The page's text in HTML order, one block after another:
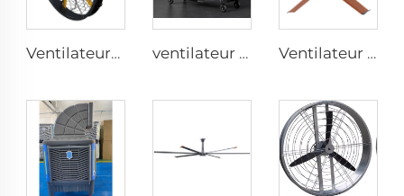
Ventilateurs industriels de haute qualité à grande vitesse fixés au mur pour entrepôt ventilateur sur pied industriel de 2000 mm (80 pouces), ventilateur silencieux sur pied réglable Ventilateur de plafond LED moderne à moteur CA silencieux pour usage domestique, télécommande pour chambre salon gros